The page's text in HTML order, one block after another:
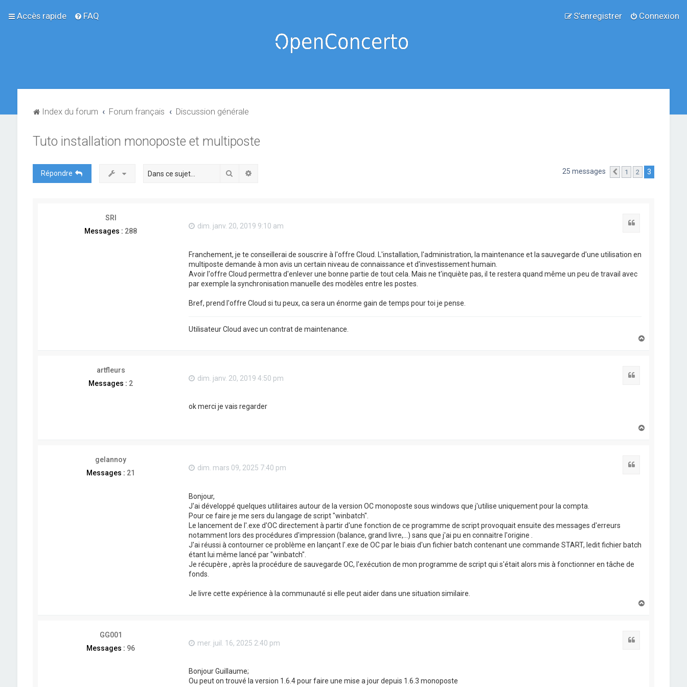
Accès rapide FAQ Connexion
S’enregistrer
Index du forum Forum français Discussion générale
Tuto installation monoposte et multiposte
Répondre Rechercher 25 messages Précédente
1 2 3
SRI
Messages : 288
dim. janv. 20, 2019 9:10 am
Franchement, je te conseillerai de souscrire à l'offre Cloud. L'installation, l'administration, la maintenance et la sauvegarde d'une utilisation en
multiposte demande à mon avis un certain niveau de connaissance et d'investissement humain.
Avoir l'offre Cloud permettra d'enlever une bonne partie de tout cela. Mais ne t'inquiète pas, il te restera quand même un peu de travail avec
par exemple la synchronisation manuelle des modèles entre les postes.
Bref, prend l'offre Cloud si tu peux, ca sera un énorme gain de temps pour toi je pense.
Utilisateur Cloud avec un contrat de maintenance.
artfleurs
Messages : 2
dim. janv. 20, 2019 4:50 pm
ok merci je vais regarder
gelannoy
Messages : 21
dim. mars 09, 2025 7:40 pm
Bonjour,
J'ai développé quelques utilitaires autour de la version OC monoposte sous windows que j'utilise uniquement pour la compta.
Pour ce faire je me sers du langage de script "winbatch".
Le lancement de l'.exe d'OC directement à partir d'une fonction de ce programme de script provoquait ensuite des messages d'erreurs
notamment lors des procédures d'impression (balance, grand livre,...) sans que j'ai pu en connaitre l'origine .
J'ai réussi à contourner ce problème en lançant l'.exe de OC par le biais d'un fichier batch contenant une commande START, ledit fichier batch
étant lui même lancé par "winbatch".
Je récupère , après la procédure de sauvegarde OC, l'exécution de mon programme de script qui s'était alors mis à fonctionner en tâche de
fonds.
Je livre cette expérience à la communauté si elle peut aider dans une situation similaire.
GG001
Messages : 96
mer. juil. 16, 2025 2:40 pm
Bonjour Guillaume;
Ou peut on trouvé la version 1.6.4 pour faire une mise a jour depuis 1.6.3 monoposte